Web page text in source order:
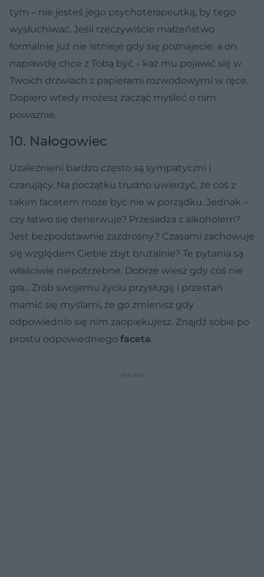
tym – nie jesteś jego psychoterapeutką, by tego
wysłuchiwać. Jeśli rzeczywiście małżeństwo
formalnie już nie istnieje gdy się poznajecie, a on
naprawdę chce z Tobą być – każ mu pojawić się w
Twoich drzwiach z papierami rozwodowymi w ręce.
Dopiero wtedy możesz zacząć myśleć o nim
poważnie.
10. Nałogowiec
Uzależnieni bardzo często są sympatyczni i
czarujący. Na początku trudno uwierzyć, że coś z
takim facetem może być nie w porządku. Jednak –
czy łatwo się denerwuje? Przesadza z alkoholem?
Jest bezpodstawnie zazdrosny? Czasami zachowuje
się względem Ciebie zbyt brutalnie? Te pytania są
właściwie niepotrzebne. Dobrze wiesz gdy coś nie
gra... Zrób swojemu życiu przysługę i przestań
mamić się myślami, że go zmienisz gdy
odpowiednio się nim zaopiekujesz. Znajdź sobie po
prostu odpowiedniego faceta.